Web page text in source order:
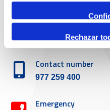
Rechazar
Adreça
Passeig de
Contact number
977 259 400
Emergency